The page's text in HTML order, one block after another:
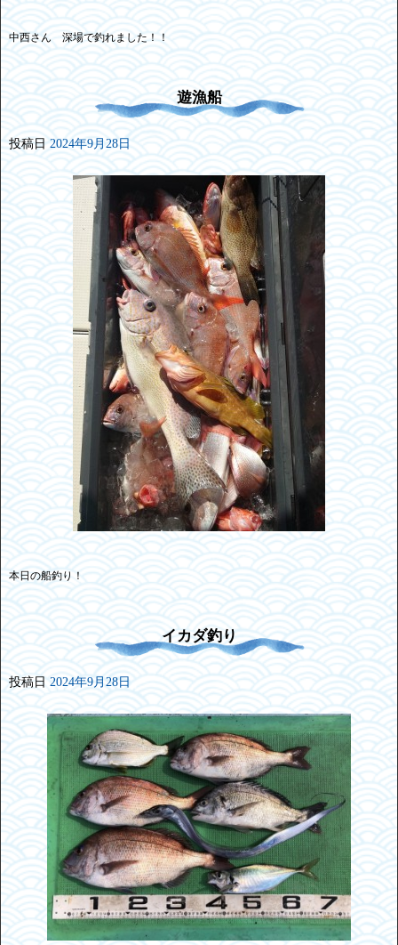
中西さん 深場で釣れました！！
遊漁船
投稿日 2024年9月28日
本日の船釣り！
イカダ釣り
投稿日 2024年9月28日